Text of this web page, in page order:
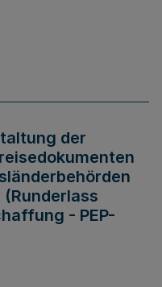
der
- PEP-